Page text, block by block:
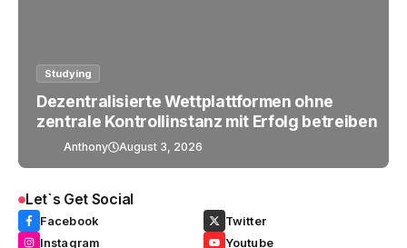
Studying
Dezentralisierte Wettplattformen ohne
zentrale Kontrollinstanz mit Erfolg betreiben
Anthony August 3, 2026
Let`s Get Social
Facebook
Twitter
Instagram
Youtube